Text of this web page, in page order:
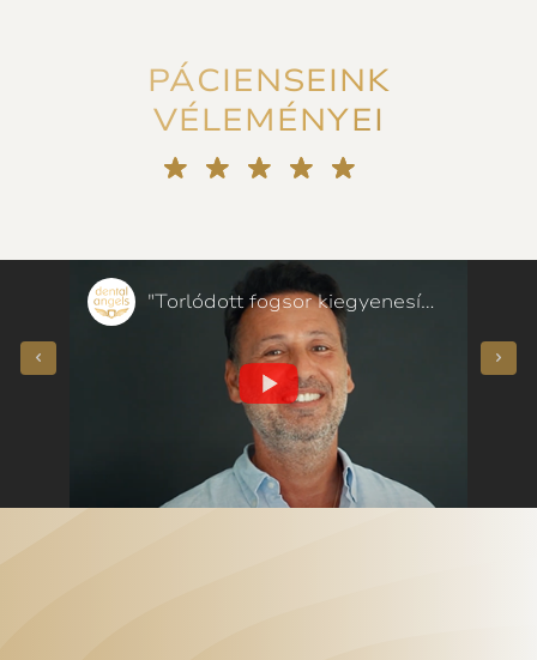
PÁCIENSEINK
VÉLEMÉNYEI
"Torlódott fogsor kiegyenesítése 50 évesen, néhány hónap alatt – páciensünk mondta"